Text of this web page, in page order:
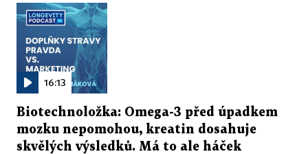
16:13
Biotechnoložka: Omega-3 před úpadkem
mozku nepomohou, kreatin dosahuje
skvělých výsledků. Má to ale háček